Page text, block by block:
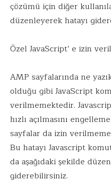
çözümü için diğer
düzenleyerek hatayı
Özel JavaScript’ e izin
AMP sayfalarında ne
olduğu gibi JavaScript
verilmemektedir.
hızlı açılmasını
sayfalar da izin
Bu hatayı Javascript
da aşağıdaki şekilde
giderebilirsiniz.